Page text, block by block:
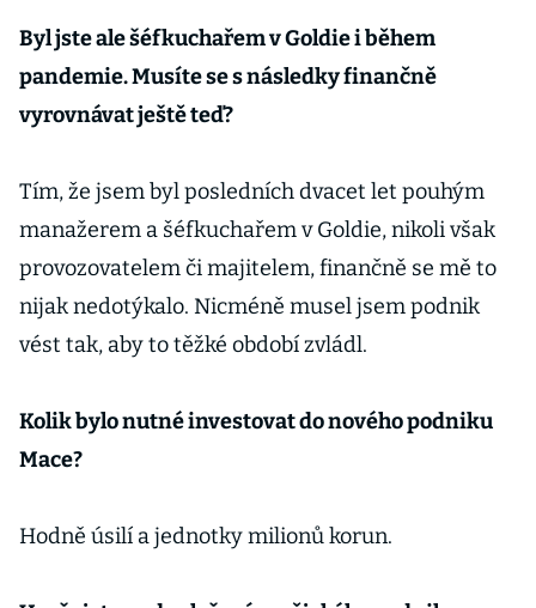
Byl jste ale šéfkuchařem v Goldie i během
pandemie. Musíte se s následky finančně
vyrovnávat ještě teď?
Tím, že jsem byl posledních dvacet let pouhým
manažerem a šéfkuchařem v Goldie, nikoli však
provozovatelem či majitelem, finančně se mě to
nijak nedotýkalo. Nicméně musel jsem podnik
vést tak, aby to těžké období zvládl.
Kolik bylo nutné investovat do nového podniku
Mace?
Hodně úsilí a jednotky milionů korun.